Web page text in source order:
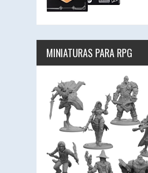
MINIATURAS PARA RPG